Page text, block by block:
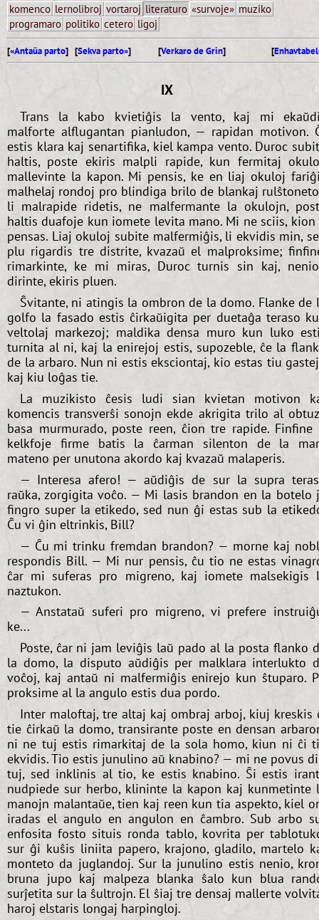
komenco lernolibroj vortaroj literaturo «survoje» muziko
programaro politiko cetero ligoj
[«Antaŭa parto] [Sekva parto»] [Verkaro de Grin] [
IX
Trans la kabo kvietiĝis la vento, kaj mi
malforte alflugantan pianludon, — rapidan motivon.
estis klara kaj senartifika, kiel kampa vento. Duroc
haltis, poste ekiris malpli rapide, kun fermitaj
mallevinte la kapon. Mi pensis, ke en liaj okuloj
malhelaj rondoj pro blindiga brilo de blankaj
li malrapide ridetis, ne malfermante la okulojn,
haltis duafoje kun iomete levita mano. Mi ne sciis,
pensas. Liaj okuloj subite malfermiĝis, li ekvidis min,
plu rigardis tre distrite, kvazaŭ el malproksime;
rimarkinte, ke mi miras, Duroc turnis sin kaj,
dirinte, ekiris pluen.
Ŝvitante, ni atingis la ombron de la domo. Flanke de
golfo la fasado estis ĉirkaŭigita per duetaĝa teraso
veltolaj markezoj; maldika densa muro kun luko
turnita al ni, kaj la enirejoj estis, supozeble, ĉe la
de la arbaro. Nun ni estis eksciontaj, kio estas tiu
kaj kiu loĝas tie.
La muzikisto ĉesis ludi sian kvietan motivon
komencis transverŝi sonojn ekde akrigita trilo al
basa murmurado, poste reen, ĉion tre rapide.
kelkfoje firme batis la ĉarman silenton de la
mateno per unutona akordo kaj kvazaŭ malaperis.
— Interesa afero! — aŭdiĝis de sur la supra
raŭka, zorgigita voĉo. — Mi lasis brandon en la botelo
fingro super la etikedo, sed nun ĝi estas sub la
Ĉu vi ĝin eltrinkis, Bill?
— Ĉu mi trinku fremdan brandon? — morne kaj
respondis Bill. — Mi nur pensis, ĉu tio ne estas
ĉar mi suferas pro migreno, kaj iomete malsekigis
naztukon.
— Anstataŭ suferi pro migreno, vi prefere
ke...
Poste, ĉar ni jam leviĝis laŭ pado al la posta flanko
la domo, la disputo aŭdiĝis per malklara interlukto
voĉoj, kaj antaŭ ni malfermiĝis enirejo kun ŝtuparo.
proksime al la angulo estis dua pordo.
Inter maloftaj, tre altaj kaj ombraj arboj, kiuj kreskis
tie ĉirkaŭ la domo, transirante poste en densan
ni ne tuj estis rimarkitaj de la sola homo, kiun ni ĉi
ekvidis. Tio estis junulino aŭ knabino? — mi ne povus
tuj, sed inklinis al tio, ke estis knabino. Ŝi estis
nudpiede sur herbo, klininte la kapon kaj kunmetinte
manojn malantaŭe, tien kaj reen kun tia aspekto, kiel
iradas el angulo en angulon en ĉambro. Sub arbo
enfosita fosto situis ronda tablo, kovrita per
sur ĝi kuŝis liniita papero, krajono, gladilo, martelo
monteto da juglandoj. Sur la junulino estis nenio,
bruna jupo kaj malpeza blanka ŝalo kun blua
surĵetita sur la ŝultrojn. El ŝiaj tre densaj mallerte
haroj elstaris longaj harpingloj.